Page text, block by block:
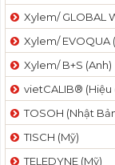
Xylem/ GLOBAL
Xylem/ EVOQUA
Xylem/ B+S (Anh)
vietCALIB® (Hiệu
TOSOH (Nhật
TISCH (Mỹ)
TELEDYNE (Mỹ)